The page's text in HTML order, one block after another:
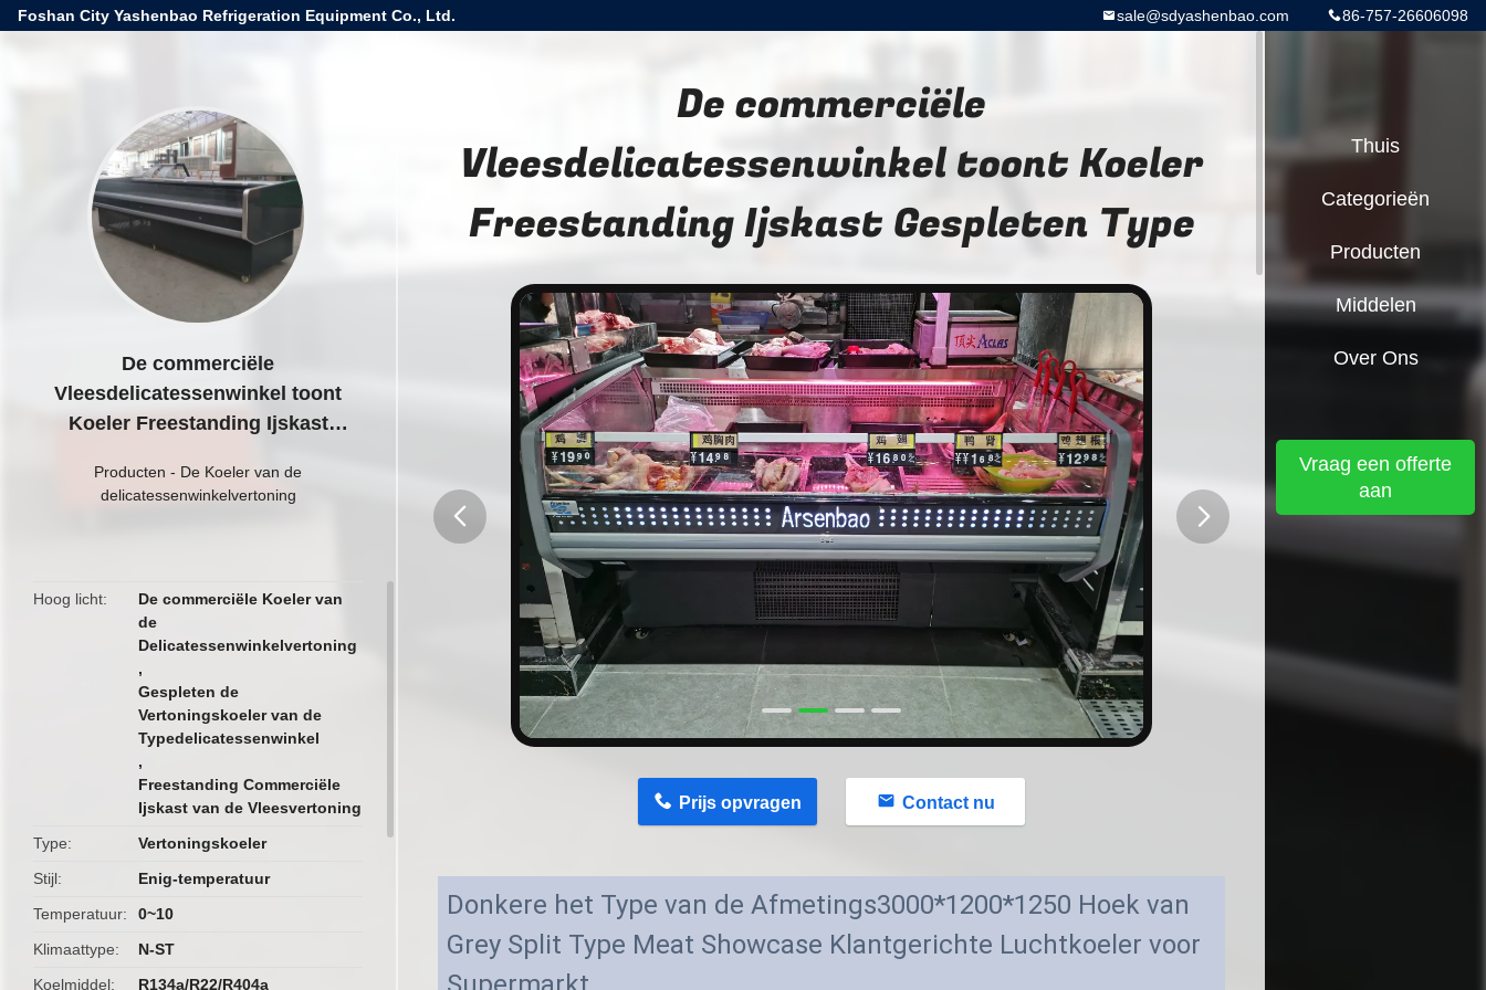
Foshan City Yashenbao Refrigeration Equipment Co., Ltd. 86-757-26606098
sale@sdyashenbao.com
De commerciële
Vleesdelicatessenwinkel toont
Koeler Freestanding Ijskast
Producten - De Koeler van de
delicatessenwinkelvertoning
Hoog licht
De commerciële Koeler van
de
Delicatessenwinkelvertoning
,
Gespleten de
Vertoningskoeler van de
Typedelicatessenwinkel
,
Freestanding Commerciële
Ijskast van de Vleesvertoning
Type
Vertoningskoeler
Stijl
Enig-temperatuur
Temperatuur
0~10
Klimaattype
N-ST
Koelmiddel
R134a/R22/R404a
De commerciële
Vleesdelicatessenwinkel toont Koeler
Freestanding Ijskast Gespleten Type
Prijs opvragen Contact nu
Donkere het Type van de Afmetings3000*1200*1250 Hoek van
Grey Split Type Meat Showcase Klantgerichte Luchtkoeler voor
Thuis
Categorieën
Producten
Middelen
Over Ons
Vraag een offerte
aan